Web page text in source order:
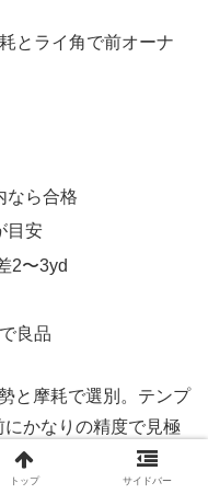
とライ角で前オーナ
なら合格
目安
2〜3yd
良品
と摩耗で選別。テンプ
かなりの精度で見極
トップ サイドバー